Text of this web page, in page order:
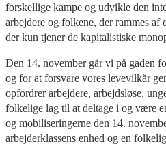
forskellige kampe og udvikle den
arbejdere og folkene, der rammes
der kun tjener de kapitalistiske
Den 14. november går vi på gaden
og for at forsvare vores levevilkår
opfordrer arbejdere, arbejdsløse,
folkelige lag til at deltage i og være
og mobiliseringerne den 14.
arbejderklassens enhed og en